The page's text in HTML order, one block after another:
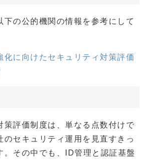
下の公的機関の情報を参考にして
化に向けたセキュリティ対策評価
策評価制度は、単なる点数付けで
のセキュリティ運用を見直すきっ
。その中でも、ID管理と認証基盤